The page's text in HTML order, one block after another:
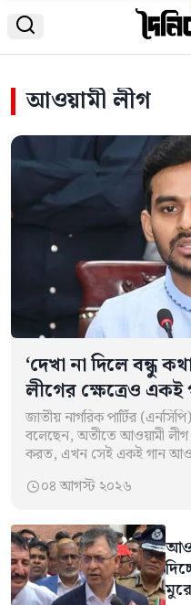

আওয়ামী লীগ
‘দেখা না দিলে বন্ধু
লীগের ক্ষেত্রেও
জাতীয় নাগরিক পার্টির
বলেছেন, অতীতে আওয়ামী লীগ
করত, এখন সেই একই গান
মঙ্গলবার (৪…
০৪ আগস্ট ২০২৬